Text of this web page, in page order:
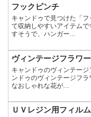
フックピンチ
キャンドゥで見つけた「
て収納しやすいアイテム
すそうで、ハンガー...
ヴィンテージフラワー
キャンドゥのヴィンテー
ンドゥのヴィンテージフ
なおしゃれな花が...
ＵＶレジン用フィルム